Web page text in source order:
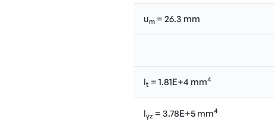
um = 26.3 mm
It = 1.81E+4 mm4
Iyz = 3.78E+5 mm4